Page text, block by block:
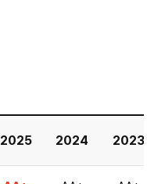
2025 2024 2023